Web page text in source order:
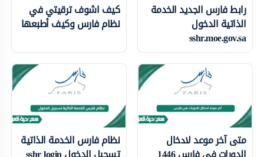
رابط فارس الجديد الخدمة
الذاتية الدخول
sshr.moe.gov.sa
كيف اشوف ترقيتي في
نظام فارس وكيف أطبعها
متى آخر موعد لادخال نظام فارس الخدمة الذاتية